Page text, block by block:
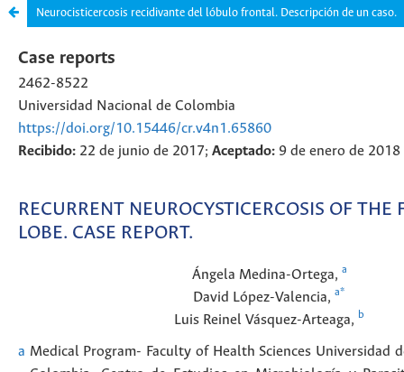
Neurocisticercosis recidivante del lóbulo frontal. Descripción de un caso.